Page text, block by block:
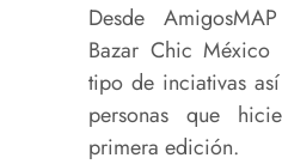
Desde
Bazar Chic México
tipo de inciativas
personas que
primera edición.